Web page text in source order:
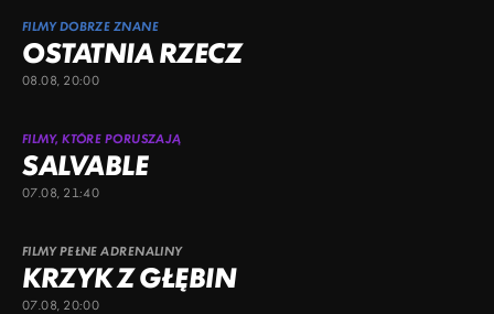
FILMY DOBRZE ZNANE
OSTATNIA RZECZ
08.08, 20:00
FILMY, KTÓRE PORUSZAJĄ
SALVABLE
07.08, 21:40
FILMY PEŁNE ADRENALINY
KRZYK Z GŁĘBIN
07.08, 20:00